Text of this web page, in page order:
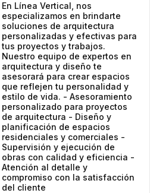
En Línea Vertical, nos
especializamos en brindarte
soluciones de arquitectura
personalizadas y efectivas para
tus proyectos y trabajos.
Nuestro equipo de expertos en
arquitectura y diseño te
asesorará para crear espacios
que reflejen tu personalidad y
estilo de vida. - Asesoramiento
personalizado para proyectos
de arquitectura - Diseño y
planificación de espacios
residenciales y comerciales -
Supervisión y ejecución de
obras con calidad y eficiencia -
Atención al detalle y
compromiso con la satisfacción
del cliente